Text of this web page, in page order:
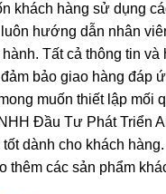
khách hàng sử dụng
hướng dẫn nhân
Tất cả thông tin
bảo giao hàng đáp
muốn thiết lập mối
Đầu Tư Phát Triển
dành cho khách hàng.
thêm các sản phẩm